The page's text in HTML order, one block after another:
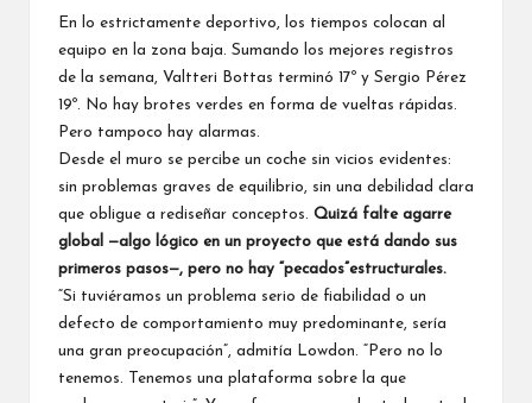
En lo estrictamente deportivo, los tiempos colocan al
equipo en la zona baja. Sumando los mejores registros
de la semana, Valtteri Bottas terminó 17º y Sergio Pérez
19º. No hay brotes verdes en forma de vueltas rápidas.
Pero tampoco hay alarmas.
Desde el muro se percibe un coche sin vicios evidentes:
sin problemas graves de equilibrio, sin una debilidad clara
que obligue a rediseñar conceptos. Quizá falte agarre
global —algo lógico en un proyecto que está dando sus
primeros pasos—, pero no hay “pecados”estructurales.
“Si tuviéramos un problema serio de fiabilidad o un
defecto de comportamiento muy predominante, sería
una gran preocupación”, admitía Lowdon. “Pero no lo
tenemos. Tenemos una plataforma sobre la que